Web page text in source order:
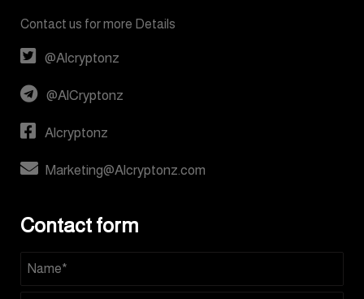
Contact us for more Details
@Alcryptonz
@AlCryptonz
Alcryptonz
Marketing@Alcryptonz.com
Contact form